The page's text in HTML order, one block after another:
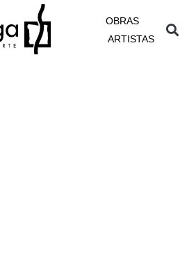
OBRAS
ARTISTAS